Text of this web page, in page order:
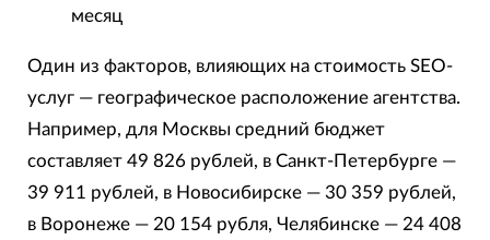
месяц
Один из факторов, влияющих на стоимость SEO-
услуг — географическое расположение агентства.
Например, для Москвы средний бюджет
составляет 49 826 рублей, в Санкт-Петербурге —
39 911 рублей, в Новосибирске — 30 359 рублей,
в Воронеже — 20 154 рубля, Челябинске — 24 408